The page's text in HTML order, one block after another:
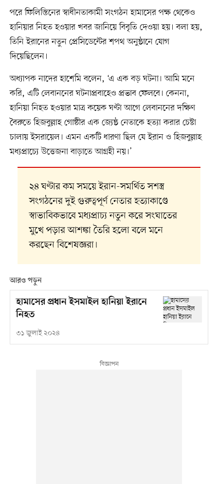
পরে ফিলিস্তিনের স্বাধীনতাকামী সংগঠন হামাসের পক্ষ থেকেও
হানিয়ার নিহত হওয়ার খবর জানিয়ে বিবৃতি দেওয়া হয়। বলা হয়,
তিনি ইরানের নতুন প্রেসিডেন্টের শপথ অনুষ্ঠানে যোগ
দিয়েছিলেন।
অধ্যাপক নাদের হাশেমি বলেন, ‘এ এক বড় ঘটনা। আমি মনে
করি, এটি লেবাননের ঘটনাপ্রবাহেও প্রভাব ফেলবে। কেননা,
হানিয়া নিহত হওয়ার মাত্র কয়েক ঘণ্টা আগে লেবাননের দক্ষিণ
বৈরুতে হিজবুল্লাহ গোষ্ঠীর এক জ্যেষ্ঠ নেতাকে হত্যা করার চেষ্টা
চালায় ইসরায়েল। এমন একটি ধারণা ছিল যে ইরান ও হিজবুল্লাহ
মধ্যপ্রাচ্যে উত্তেজনা বাড়াতে আগ্রহী নয়।’
২৪ ঘণ্টার কম সময়ে ইরান-সমর্থিত সশস্ত্র
সংগঠনের দুই গুরুত্বপূর্ণ নেতার হত্যাকাণ্ডে
স্বাভাবিকভাবে মধ্যপ্রাচ্য নতুন করে সংঘাতের
মুখে পড়ার আশঙ্কা তৈরি হলো বলে মনে
করছেন বিশেষজ্ঞরা।
আরও পড়ুন
হামাসের প্রধান ইসমাইল হানিয়া ইরানে
নিহত
৩১ জুলাই ২০২৪